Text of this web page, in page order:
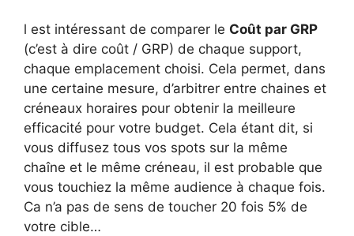
l est intéressant de comparer le Coût par GRP
(c’est à dire coût / GRP) de chaque support,
chaque emplacement choisi. Cela permet, dans
une certaine mesure, d’arbitrer entre chaines et
créneaux horaires pour obtenir la meilleure
efficacité pour votre budget. Cela étant dit, si
vous diffusez tous vos spots sur la même
chaîne et le même créneau, il est probable que
vous touchiez la même audience à chaque fois.
Ca n’a pas de sens de toucher 20 fois 5% de
votre cible…